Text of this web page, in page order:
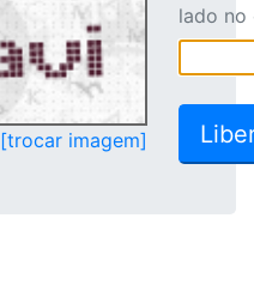
[trocar imagem]
lado no